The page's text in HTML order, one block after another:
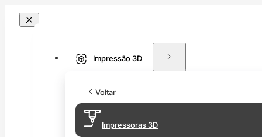
Impressão 3D
Voltar
Impressoras 3D